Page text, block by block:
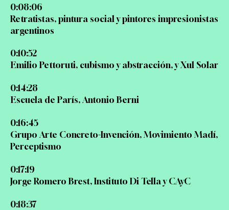
0:08:06
Retratistas, pintura social y pintores impresionistas
argentinos
0:10:52
Emilio Pettoruti, cubismo y abstracción, y Xul Solar
0:14:28
Escuela de París, Antonio Berni
0:16:45
Grupo Arte Concreto-Invención, Movimiento Madí,
Perceptismo
0:17:19
Jorge Romero Brest, Instituto Di Tella y CAyC
0:18:37